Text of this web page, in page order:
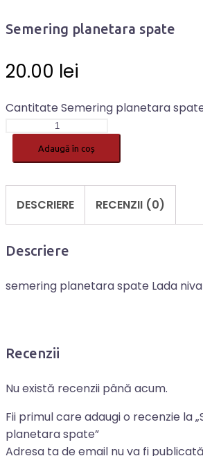
Semering planetara spate
20.00 lei
Cantitate Semering planetara
Adaugă în coș
DESCRIERE RECENZII (0)
Descriere
semering planetara spate Lada niva
Recenzii
Nu există recenzii până acum.
Fii primul care adaugi o recenzie la
planetara spate”
Adresa ta de email nu va fi